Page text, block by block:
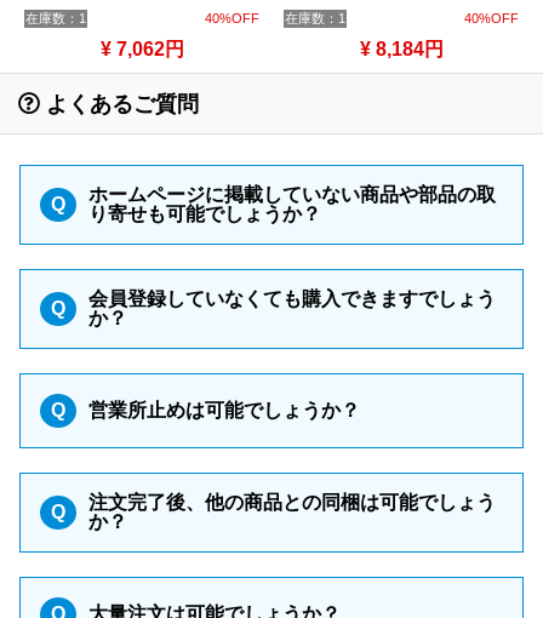
在庫数：1 40%OFF
¥ 7,062円
在庫数：1 40%OFF
¥ 8,184円
よくあるご質問
Q
ホームページに掲載していない商品や部品の取
り寄せも可能でしょうか？
Q
会員登録していなくても購入できますでしょう
か？
Q 営業所止めは可能でしょうか？
Q
注文完了後、他の商品との同梱は可能でしょう
か？
Q 大量注文は可能でしょうか？